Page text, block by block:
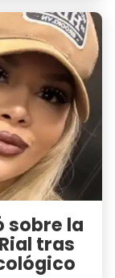
sobre la
tras